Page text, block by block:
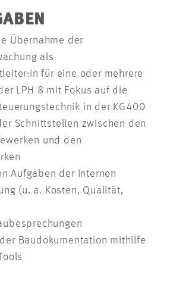
Übernahme der
als
für eine oder mehrere
LPH 8 mit Fokus auf die
in der KG400
Schnittstellen zwischen den
und den
Aufgaben der internen
(u. a. Kosten, Qualität,
Baudokumentation mithilfe